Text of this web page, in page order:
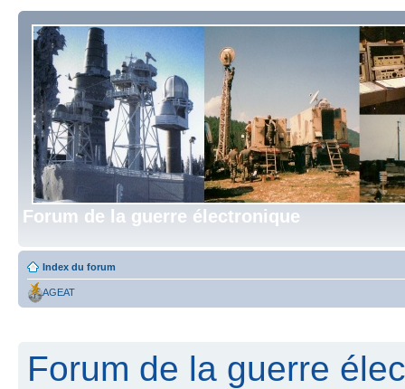
Forum de la guerre électronique
Index du forum
AGEAT
Forum de la guerre